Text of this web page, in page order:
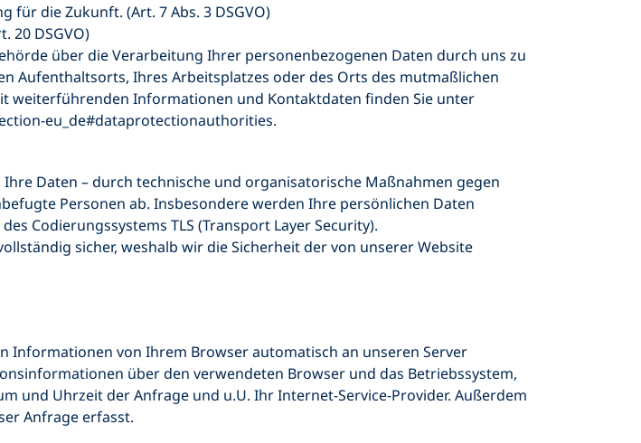
für die Zukunft. (Art. 7 Abs. 3 DSGVO)
20 DSGVO)
über die Verarbeitung Ihrer personenbezogenen Daten durch uns zu
Aufenthaltsorts, Ihres Arbeitsplatzes oder des Orts des mutmaßlichen
weiterführenden Informationen und Kontaktdaten finden Sie unter
eu_de#dataprotectionauthorities.
Daten – durch technische und organisatorische Maßnahmen gegen
Personen ab. Insbesondere werden Ihre persönlichen Daten
Codierungssystems TLS (Transport Layer Security).
sicher, weshalb wir die Sicherheit der von unserer Website
Informationen von Ihrem Browser automatisch an unseren Server
über den verwendeten Browser und das Betriebssystem,
und Uhrzeit der Anfrage und u.U. Ihr Internet-Service-Provider. Außerdem
Anfrage erfasst.